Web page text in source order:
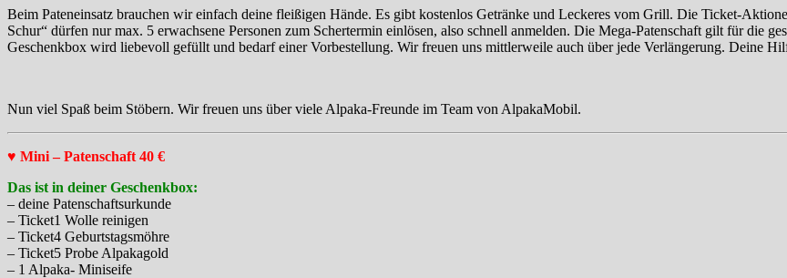
Beim Pateneinsatz brauchen wir einfach deine fleißigen Hände. Es gibt kostenlos Getränke und Leckeres vom Grill. Die Ticket-
Schur“ dürfen nur max. 5 erwachsene Personen zum Schertermin einlösen, also schnell anmelden. Die Mega-Patenschaft gilt für die
Geschenkbox wird liebevoll gefüllt und bedarf einer Vorbestellung. Wir freuen uns mittlerweile auch über jede Verlängerung. Deine
Nun viel Spaß beim Stöbern. Wir freuen uns über viele Alpaka-Freunde im Team von AlpakaMobil.
♥ Mini – Patenschaft 40 €
Das ist in deiner Geschenkbox:
– deine Patenschaftsurkunde
– Ticket1 Wolle reinigen
– Ticket4 Geburtstagsmöhre
– Ticket5 Probe Alpakagold
– 1 Alpaka- Miniseife